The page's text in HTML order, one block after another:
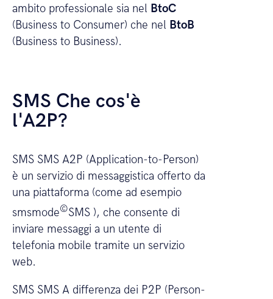
ambito professionale sia nel BtoC
(Business to Consumer) che nel BtoB
(Business to Business).
SMS Che cos'è
l'A2P?
SMS SMS A2P (Application-to-Person)
è un servizio di messaggistica offerto da
una piattaforma (come ad esempio
smsmode©SMS ), che consente di
inviare messaggi a un utente di
telefonia mobile tramite un servizio
web.
SMS SMS A differenza dei P2P (Person-